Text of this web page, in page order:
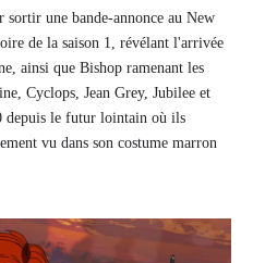
une bande-annonce au New
de la saison 1, révélant l'arrivée
ainsi que Bishop ramenant les
Cyclops, Jean Grey, Jubilee et
depuis le futur lointain où ils
vu dans son costume marron